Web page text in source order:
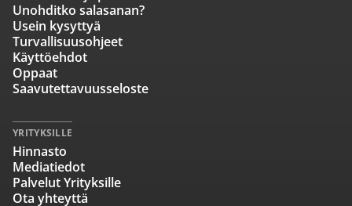
Unohditko salasanan?
Usein kysyttyä
Turvallisuusohjeet
Käyttöehdot
Oppaat
Saavutettavuusseloste
YRITYKSILLE
Hinnasto
Mediatiedot
Palvelut Yrityksille
Ota yhteyttä